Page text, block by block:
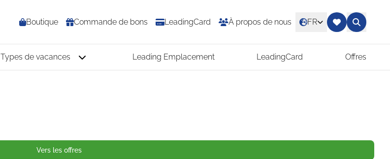
Boutique Commande de bons LeadingCard À propos de nous FR
Types de vacances Leading Emplacement LeadingCard Offres
Vers les offres